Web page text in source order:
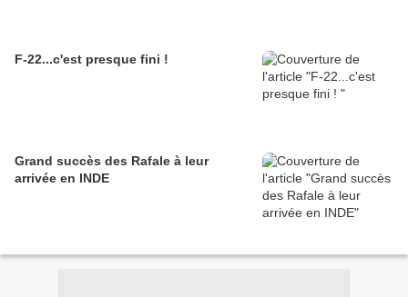
F-22...c'est presque fini !
Grand succès des Rafale à leur
arrivée en INDE